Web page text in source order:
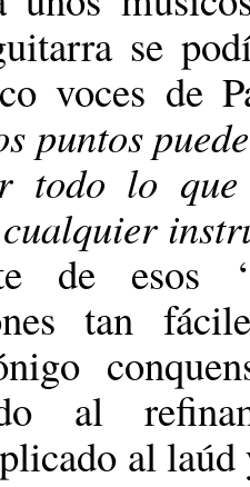
se
voces de
puntos
todo lo
de esos
tan
al
al